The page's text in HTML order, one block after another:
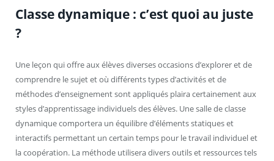
Classe dynamique : c’est quoi au juste
?
Une leçon qui offre aux élèves diverses occasions d’explorer et de
comprendre le sujet et où différents types d’activités et de
méthodes d’enseignement sont appliqués plaira certainement aux
styles d’apprentissage individuels des élèves. Une salle de classe
dynamique comportera un équilibre d’éléments statiques et
interactifs permettant un certain temps pour le travail individuel et
la coopération. La méthode utilisera divers outils et ressources tels